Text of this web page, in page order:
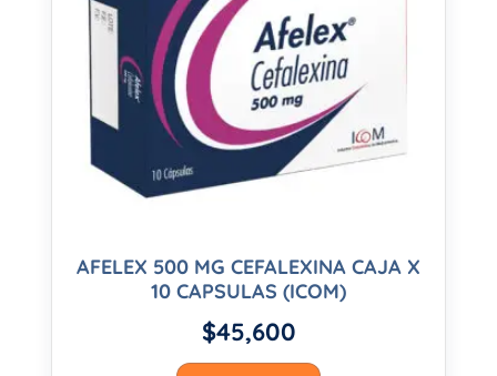
AFELEX 500 MG CEFALEXINA CAJA X
10 CAPSULAS (ICOM)
$45,600